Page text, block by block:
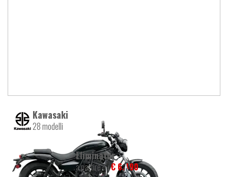
Kawasaki
28 modelli
Eliminator
a partire da€ 6.490